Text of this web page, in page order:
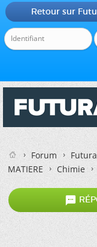
Retour sur
Forum
MATIERE
Chimie
